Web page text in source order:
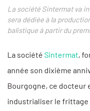
La société Sintermat va
sera dédiée à la
balistique à partir du
La société Sintermat,
année son dixième
Bourgogne, ce docteur
industrialiser le frittage